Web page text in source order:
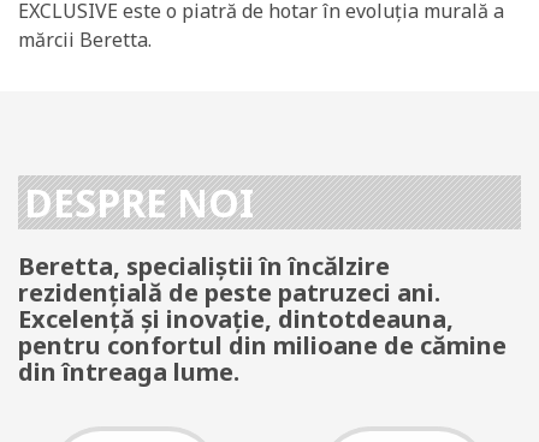
EXCLUSIVE este o piatră de hotar în evoluția murală a
mărcii Beretta.
DESPRE NOI
Beretta, specialiștii în încălzire
rezidențială de peste patruzeci ani.
Excelență și inovație, dintotdeauna,
pentru confortul din milioane de cămine
din întreaga lume.